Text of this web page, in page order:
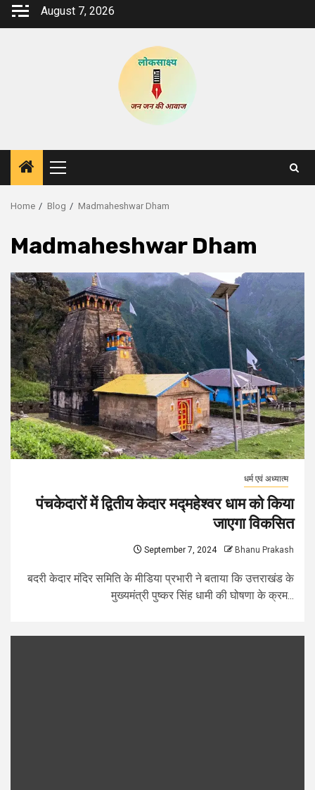
Skip
August 7, 2026
Primary
Menu
Home Blog Madmaheshwar Dham
Madmaheshwar Dham
धर्म एवं अध्यात्म
पंचकेदारों में द्वितीय केदार मद्महेश्वर धाम को किया
जाएगा विकसित
September 7, 2024 Bhanu Prakash
बदरी केदार मंदिर समिति के मीडिया प्रभारी ने बताया कि उत्तराखंड के
मुख्यमंत्री पुष्कर सिंह धामी की घोषणा के क्रम...